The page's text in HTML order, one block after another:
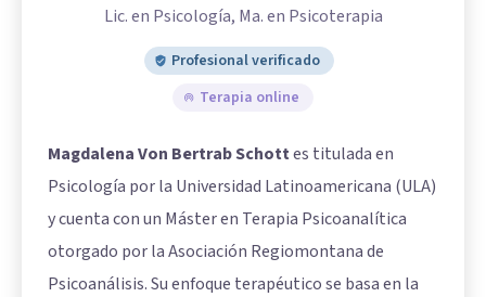
Lic. en Psicología, Ma. en Psicoterapia
Profesional verificado
Terapia online
Magdalena Von Bertrab Schottes titulada en
Psicología por la Universidad Latinoamericana (ULA)
y cuenta con un Máster en Terapia Psicoanalítica
otorgado por la Asociación Regiomontana de
Psicoanálisis. Su enfoque terapéutico se basa en la